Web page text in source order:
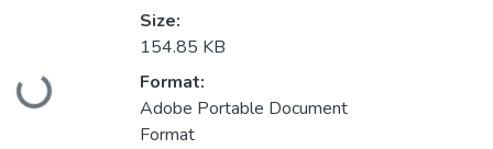
Loading...
Size:
154.85 KB
Format:
Adobe Portable Document
Format